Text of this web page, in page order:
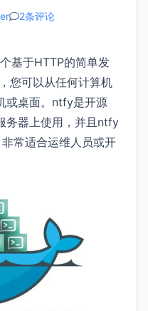
2条评论
基于HTTP的简单发
您可以从任何计算机
或桌面。ntfy是开源
务器上使用，并且ntfy
常适合运维人员或开